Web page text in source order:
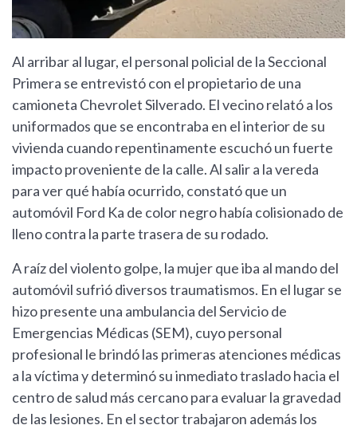
Al arribar al lugar, el personal policial de la Seccional
Primera se entrevistó con el propietario de una
camioneta Chevrolet Silverado. El vecino relató a los
uniformados que se encontraba en el interior de su
vivienda cuando repentinamente escuchó un fuerte
impacto proveniente de la calle. Al salir a la vereda
para ver qué había ocurrido, constató que un
automóvil Ford Ka de color negro había colisionado de
lleno contra la parte trasera de su rodado.
A raíz del violento golpe, la mujer que iba al mando del
automóvil sufrió diversos traumatismos. En el lugar se
hizo presente una ambulancia del Servicio de
Emergencias Médicas (SEM), cuyo personal
profesional le brindó las primeras atenciones médicas
a la víctima y determinó su inmediato traslado hacia el
centro de salud más cercano para evaluar la gravedad
de las lesiones. En el sector trabajaron además los